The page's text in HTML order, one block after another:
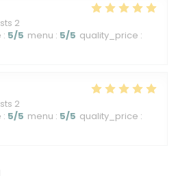
2
: 5/5 menu : 5/5 quality_price :
2
: 5/5 menu : 5/5 quality_price :